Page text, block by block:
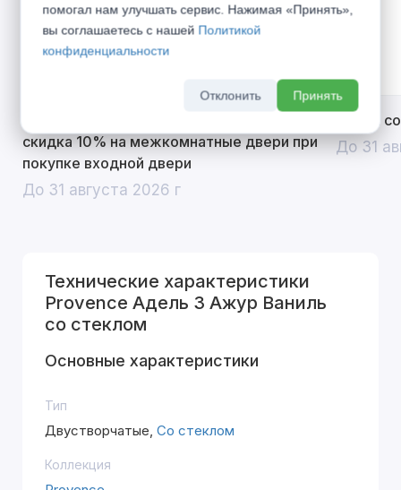
скидка 10% на межкомнатные двери при
покупке входной двери
До 31 августа 2026 г
Divilux
До 31
Технические характеристики
Provence Адель 3 Ажур Ваниль
со стеклом
Основные характеристики
Тип
Двустворчатые, Со стеклом
Коллекция
помогал нам улучшать сервис. Нажимая «Принять»,
вы соглашаетесь с нашей Политикой
конфиденциальности
Отклонить Принять